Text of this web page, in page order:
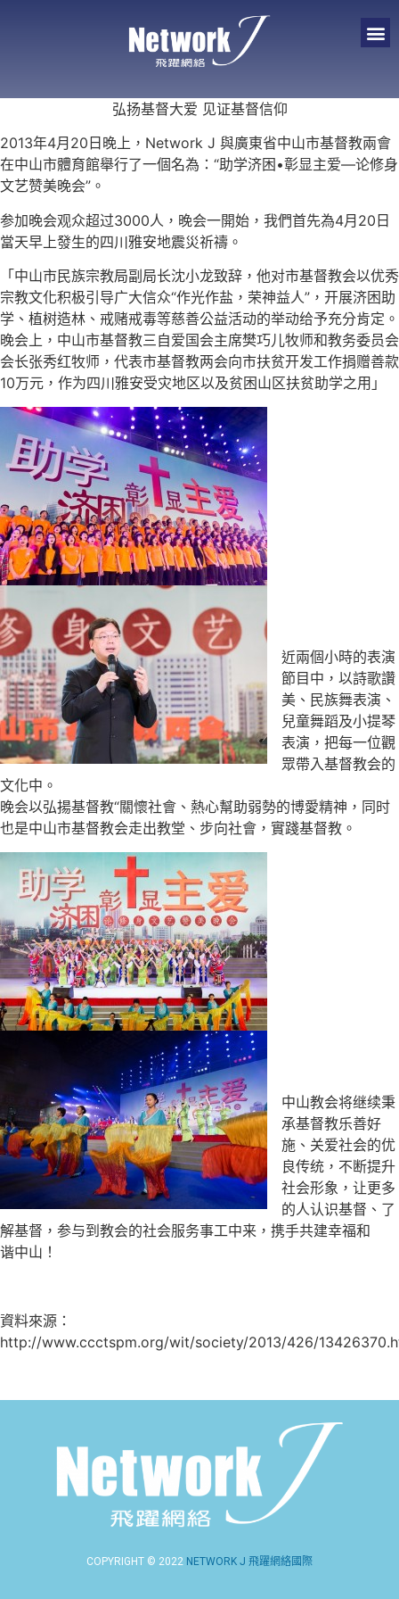
弘扬基督大爱 见证基督信仰
2013年4月20日晚上，Network J 與廣東省中山市基督教兩會
在中山市體育館舉行了一個名為：“助学济困•彰显主爱—论修身
文艺赞美晚会”。
参加晚会观众超过3000人，晚会一開始，我們首先為4月20日
當天早上發生的四川雅安地震災祈禱。
「中山市民族宗教局副局长沈小龙致辞，他对市基督教会以优秀
宗教文化积极引导广大信众“作光作盐，荣神益人”，开展济困助
学、植树造林、戒赌戒毒等慈善公益活动的举动给予充分肯定。
晚会上，中山市基督教三自爱国会主席樊巧儿牧师和教务委员会
会长张秀红牧师，代表市基督教两会向市扶贫开发工作捐赠善款
10万元，作为四川雅安受灾地区以及贫困山区扶贫助学之用」
近兩個小時的表演
節目中，以詩歌讚
美、民族舞表演、
兒童舞蹈及小提琴
表演，把每一位觀
眾帶入基督教会的
文化中。
晚会以弘揚基督教“關懷社會、熱心幫助弱勢的博愛精神，同时
也是中山市基督教会走出教堂、步向社會，實踐基督教。
中山教会将继续秉
承基督教乐善好
施、关爱社会的优
良传统，不断提升
社会形象，让更多
的人认识基督、了
解基督，参与到教会的社会服务事工中来，携手共建幸福和
谐中山！
資料來源：
http://www.ccctspm.org/wit/society/2013/426/
COPYRIGHT © 2022 NETWORK J 飛躍網絡國際